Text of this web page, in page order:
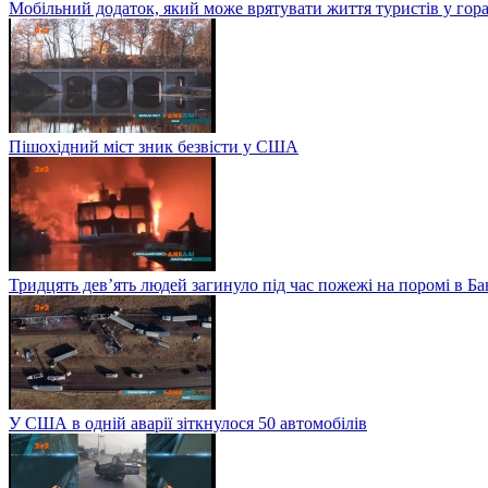
Мобільний додаток, який може врятувати життя туристів у
Пішохідний міст зник безвісти у США
Тридцять дев’ять людей загинуло під час пожежі на поромі в
У США в одній аварії зіткнулося 50 автомобілів